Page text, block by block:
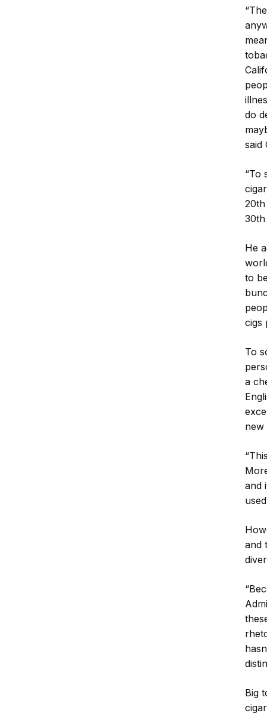
do
said
“To
20th
30th
He
to
cigs
To
a
new
and
and
Big